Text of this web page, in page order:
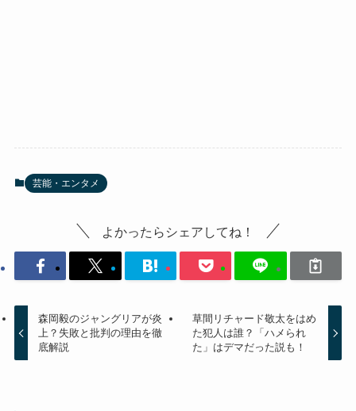
芸能・エンタメ
よかったらシェアしてね！
森岡毅のジャングリアが炎
上？失敗と批判の理由を徹
底解説
草間リチャード敬太をはめ
た犯人は誰？「ハメられ
た」はデマだった説も！